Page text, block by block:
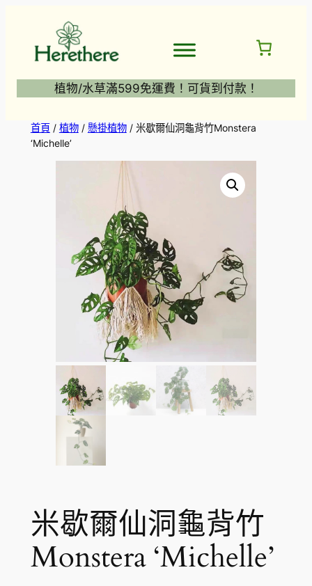
植物/水草滿599免運費！可貨到付款！
首頁/ 植物/ 懸掛植物/ 米歇爾仙洞龜背竹Monstera
‘Michelle’
米歇爾仙洞龜背竹
Monstera ‘Michelle’